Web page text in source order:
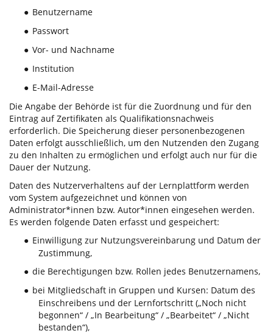
● Benutzername
● Passwort
● Vor- und Nachname
● Institution
● E-Mail-Adresse
Die Angabe der Behörde ist für die Zuordnung und für den
Eintrag auf Zertifikaten als Qualifikationsnachweis
erforderlich. Die Speicherung dieser personenbezogenen
Daten erfolgt ausschließlich, um den Nutzenden den Zugang
zu den Inhalten zu ermöglichen und erfolgt auch nur für die
Dauer der Nutzung.
Daten des Nutzerverhaltens auf der Lernplattform werden
vom System aufgezeichnet und können von
Administrator*innen bzw. Autor*innen eingesehen werden.
Es werden folgende Daten erfasst und gespeichert:
● Einwilligung zur Nutzungsvereinbarung und Datum der
Zustimmung,
● die Berechtigungen bzw. Rollen jedes Benutzernamens,
● bei Mitgliedschaft in Gruppen und Kursen: Datum des
Einschreibens und der Lernfortschritt („Noch nicht
begonnen“ / „In Bearbeitung“ / „Bearbeitet“ / „Nicht
bestanden“),